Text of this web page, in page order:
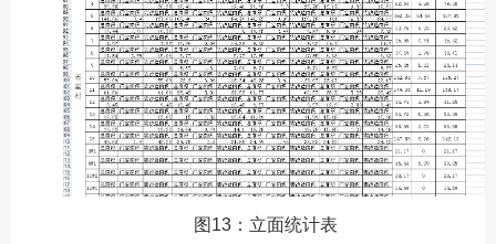
图13：立面统计表